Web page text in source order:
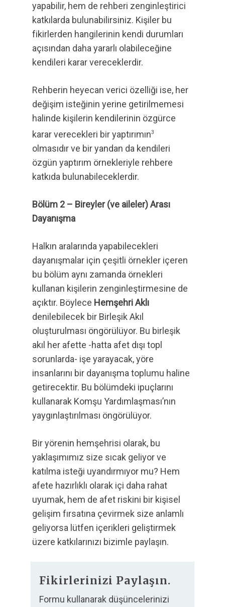
yapabilir, hem de rehberi zenginleştirici
katkılarda bulunabilirsiniz. Kişiler bu
fikirlerden hangilerinin kendi durumları
açısından daha yararlı olabileceğine
kendileri karar vereceklerdir.
Rehberin heyecan verici özelliği ise, her
değişim isteğinin yerine getirilmemesi
halinde kişilerin kendilerinin özgürce
karar verecekleri bir yaptırımın3
olmasıdır ve bir yandan da kendileri
özgün yaptırım örnekleriyle rehbere
katkıda bulunabileceklerdir.
Bölüm 2 – Bireyler (ve aileler) Arası
Dayanışma
Halkın aralarında yapabilecekleri
dayanışmalar için çeşitli örnekler içeren
bu bölüm aynı zamanda örnekleri
kullanan kişilerin zenginleştirmesine de
açıktır. Böylece Hemşehri Aklı
denilebilecek bir Birleşik Akıl
oluşturulması öngörülüyor. Bu birleşik
akıl her afette -hatta afet dışı topl
sorunlarda- işe yarayacak, yöre
insanlarını bir dayanışma toplumu haline
getirecektir. Bu bölümdeki ipuçlarını
kullanarak Komşu Yardımlaşması’nın
yaygınlaştırılması öngörülüyor.
Bir yörenin hemşehrisi olarak, bu
yaklaşımımız size sıcak geliyor ve
katılma isteği uyandırmıyor mu? Hem
afete hazırlıklı olarak içi daha rahat
uyumak, hem de afet riskini bir kişisel
gelişim fırsatına çevirmek size anlamlı
geliyorsa lütfen içerikleri geliştirmek
üzere katkılarınızı bizimle paylaşın.
Fikirlerinizi Paylaşın.
Formu kullanarak düşüncelerinizi